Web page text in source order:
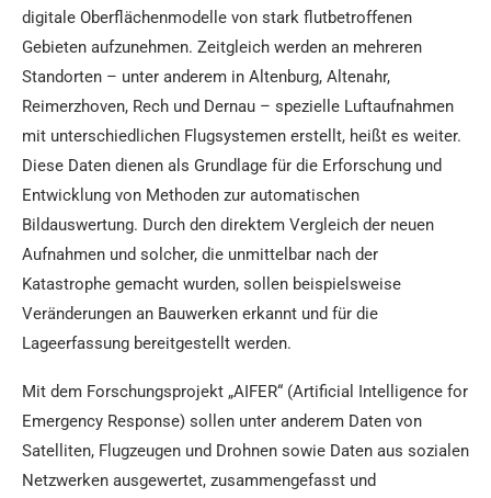
digitale Oberflächenmodelle von stark flutbetroffenen
Gebieten aufzunehmen. Zeitgleich werden an mehreren
Standorten – unter anderem in Altenburg, Altenahr,
Reimerzhoven, Rech und Dernau – spezielle Luftaufnahmen
mit unterschiedlichen Flugsystemen erstellt, heißt es weiter.
Diese Daten dienen als Grundlage für die Erforschung und
Entwicklung von Methoden zur automatischen
Bildauswertung. Durch den direktem Vergleich der neuen
Aufnahmen und solcher, die unmittelbar nach der
Katastrophe gemacht wurden, sollen beispielsweise
Veränderungen an Bauwerken erkannt und für die
Lageerfassung bereitgestellt werden.
Mit dem Forschungsprojekt „AIFER“ (Artificial Intelligence for
Emergency Response) sollen unter anderem Daten von
Satelliten, Flugzeugen und Drohnen sowie Daten aus sozialen
Netzwerken ausgewertet, zusammengefasst und